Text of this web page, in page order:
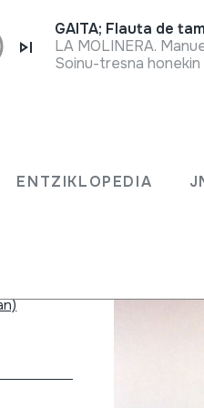
ENTZIKLOPEDIA
GAITA; Flauta de
LA MOLINERA.
Soinu-tresna honekin